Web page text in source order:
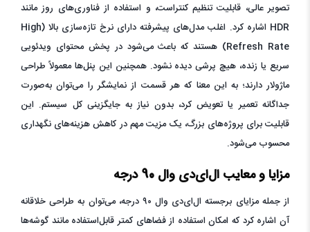
تصویر عالی، قابلیت تنظیم کنتراست، و استفاده از فناوری‌های روز مانند
HDR اشاره کرد. اغلب مدل‌های پیشرفته دارای نرخ تازه‌سازی بالا (High
Refresh Rate) هستند که باعث می‌شود در پخش محتوای ویدئویی
سریع یا زنده، هیچ پرشی دیده نشود. همچنین این پنل‌ها معمولاً طراحی
ماژولار دارند؛ به این معنا که هر قسمت از نمایشگر را می‌توان به‌صورت
جداگانه تعمیر یا تعویض کرد، بدون نیاز به جایگزینی کل سیستم. این
قابلیت برای پروژه‌های بزرگ، یک مزیت مهم در کاهش هزینه‌های نگهداری
محسوب می‌شود.
مزایا و معایب ال‌ای‌دی وال 90 درجه
از جمله مزایای برجسته ال‌ای‌دی وال ۹۰ درجه، می‌توان به طراحی خلاقانه
آن اشاره کرد که امکان استفاده از فضاهای کمتر قابل‌استفاده مانند گوشه‌ها